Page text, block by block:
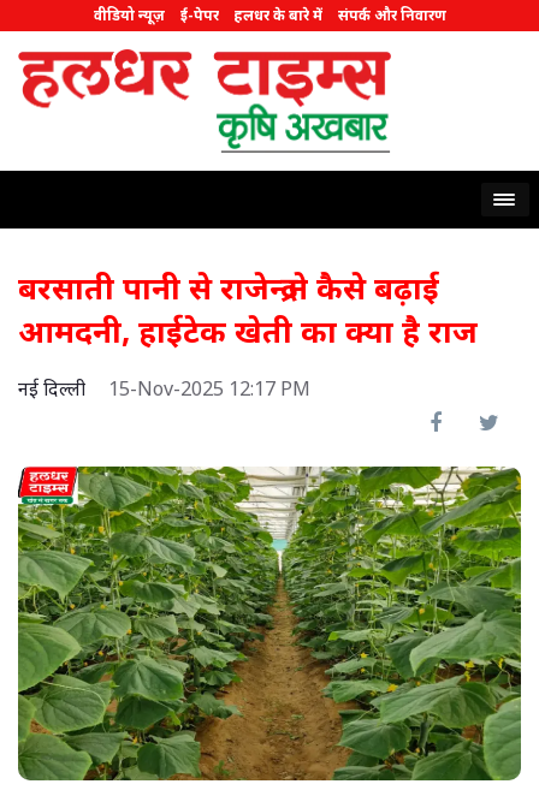
वीडियो न्यूज़ ई-पेपर हलधर के बारे में संपर्क और निवारण
बरसाती पानी से राजेन्द्र ने कैसे बढ़ाई
आमदनी, हाईटेक खेती का क्या है राज
नई दिल्ली 15-Nov-2025 12:17 PM